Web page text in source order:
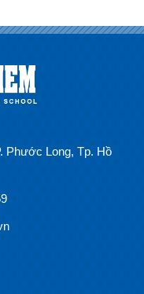
Phước Long, Tp. Hồ